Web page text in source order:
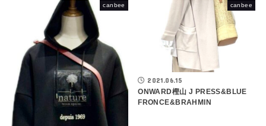
canbee canbee
2021.06.15
ONWARD樫山 J PRESS&BLUE
FRONCE&BRAHMIN